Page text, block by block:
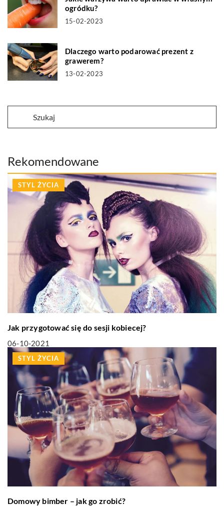
ogródku?
15-02-2023
Dlaczego warto podarować prezent z
grawerem?
13-02-2023
Rekomendowane
STYL ŻYCIA
Jak przygotować się do sesji kobiecej?
06-10-2021
STYL ŻYCIA
Domowy bimber – jak go zrobić?